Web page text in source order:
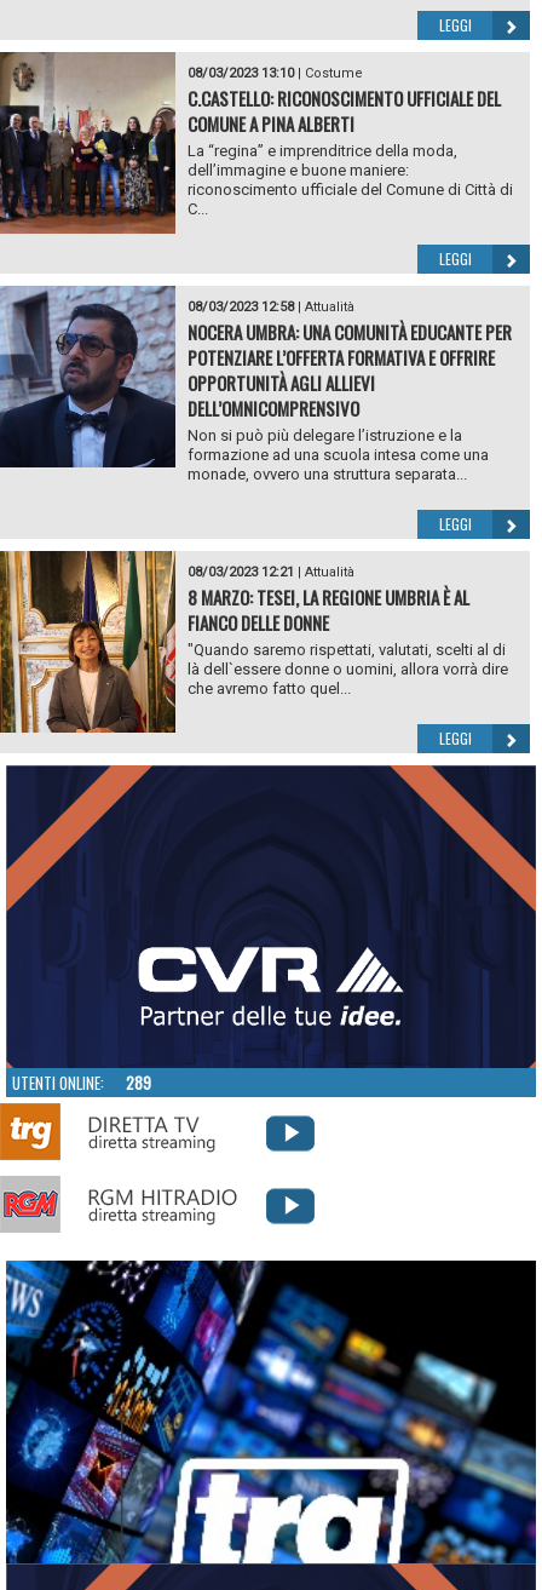
LEGGI
08/03/2023 13:10| Costume
C.CASTELLO: RICONOSCIMENTO UFFICIALE DEL
COMUNE A PINA ALBERTI
La “regina” e imprenditrice della moda,
dell’immagine e buone maniere:
riconoscimento ufficiale del Comune di Città di
C...
LEGGI
08/03/2023 12:58| Attualità
NOCERA UMBRA: UNA COMUNITÀ EDUCANTE PER
POTENZIARE L’OFFERTA FORMATIVA E OFFRIRE
OPPORTUNITÀ AGLI ALLIEVI
DELL’OMNICOMPRENSIVO
Non si può più delegare l’istruzione e la
formazione ad una scuola intesa come una
monade, ovvero una struttura separata...
LEGGI
08/03/2023 12:21 | Attualità
8 MARZO: TESEI, LA REGIONE UMBRIA È AL
FIANCO DELLE DONNE
"Quando saremo rispettati, valutati, scelti al di
là dell`essere donne o uomini, allora vorrà dire
che avremo fatto quel...
LEGGI
UTENTI ONLINE: 289